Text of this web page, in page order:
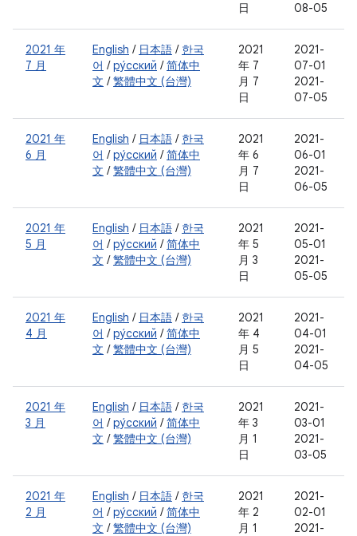
日
08-05
2021 年
7 月
English / 日本語 / 한국
어 /ру́сский /简体中
文 /繁體中文 (台灣)
2021
年 7
月 7
日
2021-
07-01
2021-
07-05
2021 年
6 月
English / 日本語 / 한국
어 /ру́сский /简体中
文 /繁體中文 (台灣)
2021
年 6
月 7
日
2021-
06-01
2021-
06-05
2021 年
5 月
English / 日本語 / 한국
어 /ру́сский /简体中
文 /繁體中文 (台灣)
2021
年 5
月 3
日
2021-
05-01
2021-
05-05
2021 年
4 月
English / 日本語 / 한국
어 /ру́сский /简体中
文 /繁體中文 (台灣)
2021
年 4
月 5
日
2021-
04-01
2021-
04-05
2021 年
3 月
English / 日本語 / 한국
어 /ру́сский /简体中
文 /繁體中文 (台灣)
2021
年 3
月 1
日
2021-
03-01
2021-
03-05
2021 年
2 月
English / 日本語 / 한국
어 /ру́сский /简体中
文 /繁體中文 (台灣)
2021
年 2
月 1
2021-
02-01
2021-